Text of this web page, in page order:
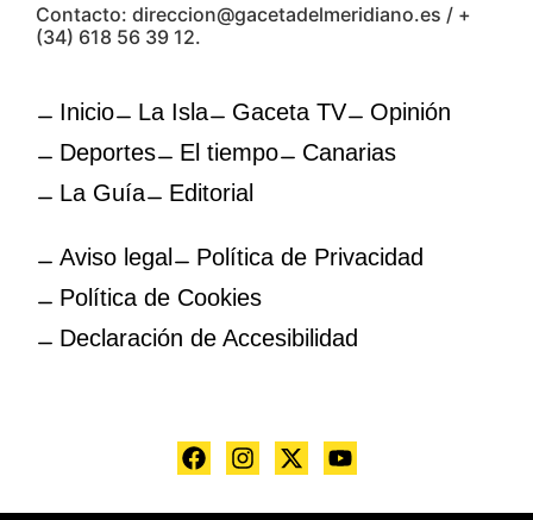
Contacto: direccion@gacetadelmeridiano.es / +
(34) 618 56 39 12.
Inicio La Isla Gaceta TV
Opinión
Deportes
El tiempo
Canarias
La Guía
Editorial
Aviso legal
Política de Privacidad
Política de Cookies
Declaración de Accesibilidad